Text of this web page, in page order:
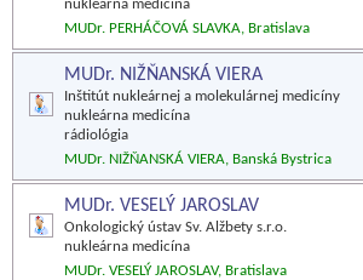
nukleárna medicína
MUDr. PERHÁČOVÁ SLAVKA, Bratislava
MUDr. NIŽŇANSKÁ VIERA
Inštitút nukleárnej a molekulárnej medicíny
nukleárna medicína
rádiológia
MUDr. NIŽŇANSKÁ VIERA, Banská Bystrica
MUDr. VESELÝ JAROSLAV
Onkologický ústav Sv. Alžbety s.r.o.
nukleárna medicína
MUDr. VESELÝ JAROSLAV, Bratislava